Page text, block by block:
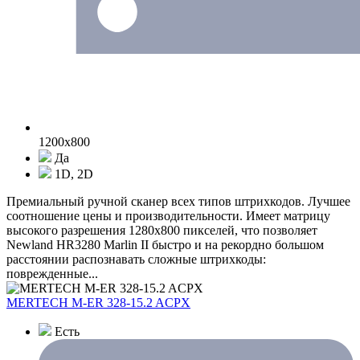
1200x800
Да
1D, 2D
Премиальный ручной сканер всех типов штрихкодов. Лучшее
соотношение цены и производительности. Имеет матрицу
высокого разрешения 1280x800 пикселей, что позволяет
Newland HR3280 Marlin II быстро и на рекордно большом
расстоянии распознавать сложные штрихкоды:
поврежденные...
MERTECH M-ER 328-15.2 ACPX
Есть